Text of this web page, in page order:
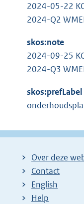
2024-05-22
2024-Q2
skos:note
2024-09-25
2024-Q3
skos:prefLabel
Over deze
Contact
English
Help